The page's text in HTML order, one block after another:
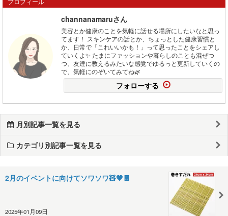
channanamaruさん
美容とか健康のことを気軽に話せる場所にしたいなと思っ
てます！ スキンケアの話とか、ちょっとした健康習慣と
か、日常で「これいいかも！」って思ったことをシェアし
ていくよ✨ たまにファッションや暮らしのことも混ぜつ
つ、友達に教えるみたいな感覚でゆるっと更新していくの
で、気軽にのぞいてみてね🌿
フォローする
月別記事一覧を見る
カテゴリ別記事一覧を見る
2月のイベントに向けてソワソワ🧸🤎🍫
2025年01月09日